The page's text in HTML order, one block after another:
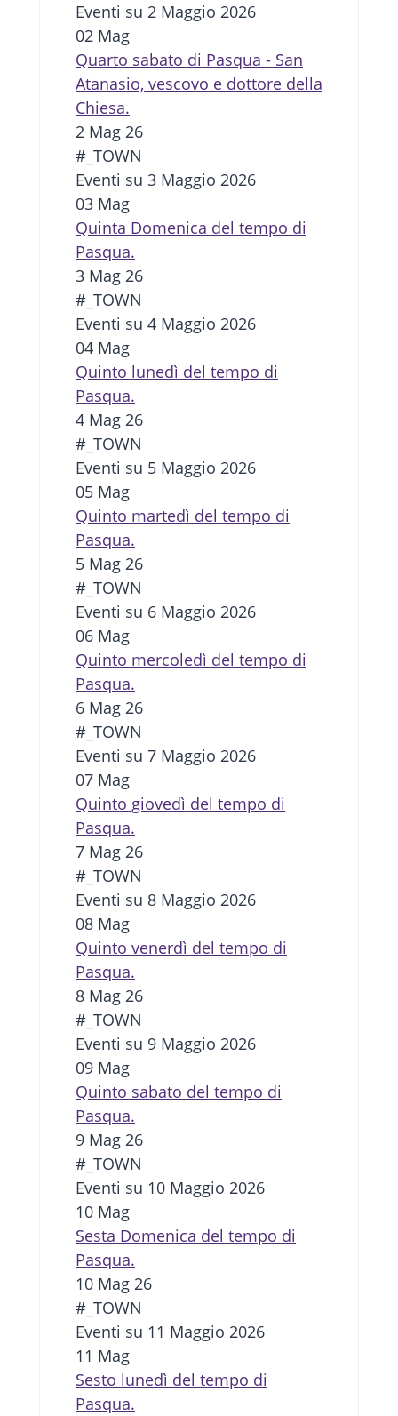
Eventi su 2 Maggio 2026
02 Mag
Quarto sabato di Pasqua - San
Atanasio, vescovo e dottore della
Chiesa.
2 Mag 26
#_TOWN
Eventi su 3 Maggio 2026
03 Mag
Quinta Domenica del tempo di
Pasqua.
3 Mag 26
#_TOWN
Eventi su 4 Maggio 2026
04 Mag
Quinto lunedì del tempo di
Pasqua.
4 Mag 26
#_TOWN
Eventi su 5 Maggio 2026
05 Mag
Quinto martedì del tempo di
Pasqua.
5 Mag 26
#_TOWN
Eventi su 6 Maggio 2026
06 Mag
Quinto mercoledì del tempo di
Pasqua.
6 Mag 26
#_TOWN
Eventi su 7 Maggio 2026
07 Mag
Quinto giovedì del tempo di
Pasqua.
7 Mag 26
#_TOWN
Eventi su 8 Maggio 2026
08 Mag
Quinto venerdì del tempo di
Pasqua.
8 Mag 26
#_TOWN
Eventi su 9 Maggio 2026
09 Mag
Quinto sabato del tempo di
Pasqua.
9 Mag 26
#_TOWN
Eventi su 10 Maggio 2026
10 Mag
Sesta Domenica del tempo di
Pasqua.
10 Mag 26
#_TOWN
Eventi su 11 Maggio 2026
11 Mag
Sesto lunedì del tempo di
Pasqua.